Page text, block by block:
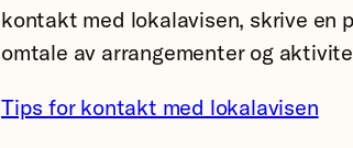
kontakt med lokalavisen, skrive en
omtale av arrangementer og
Tips for kontakt med lokalavisen